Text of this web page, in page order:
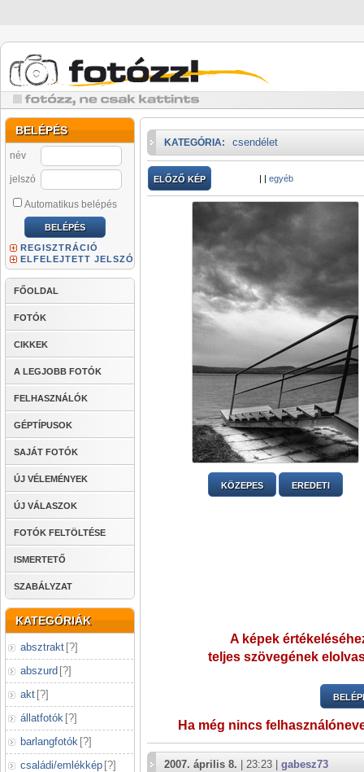
BELÉPÉS
név
jelszó
Automatikus belépés
REGISZTRÁCIÓ
ELFELEJTETT JELSZÓ
FŐOLDAL
FOTÓK
CIKKEK
A LEGJOBB FOTÓK
FELHASZNÁLÓK
GÉPTÍPUSOK
SAJÁT FOTÓK
ÚJ VÉLEMÉNYEK
ÚJ VÁLASZOK
FOTÓK FELTÖLTÉSE
ISMERTETŐ
SZABÁLYZAT
KATEGÓRIÁK
absztrakt [?]
abszurd [?]
akt [?]
állatfotók [?]
barlangfotók [?]
családi/emlékkép [?]
KATEGÓRIA: csendélet
ELŐZŐ KÉP | | egyéb
KÖZEPES EREDETI
A képek
teljes szövegének
Ha még nincs
2007. április 8. | 23:23 | gabesz73